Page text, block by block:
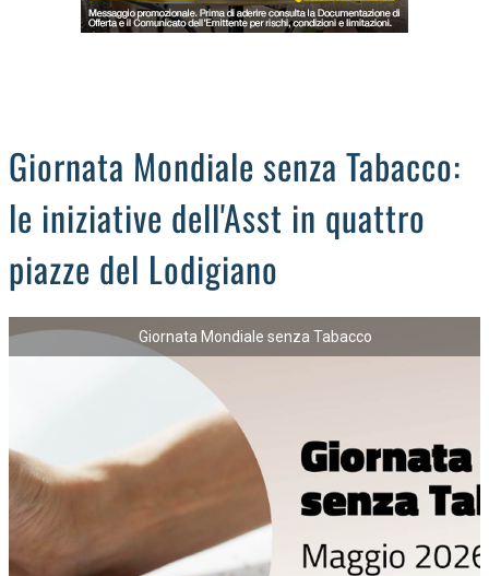
Giornata Mondiale senza Tabacco:
le iniziative dell'Asst in quattro
piazze del Lodigiano
Giornata Mondiale senza Tabacco